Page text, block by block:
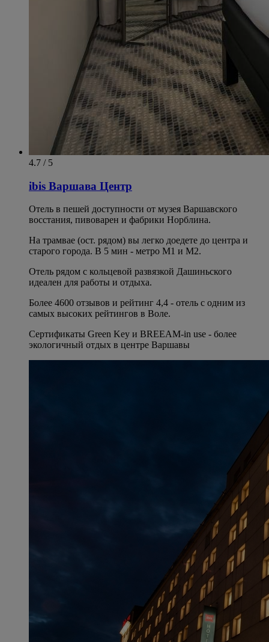
4.7 / 5
ibis Варшава Центр
Отель в пешей доступности от музея Варшавского
восстания, пивоварен и фабрики Норблина.
На трамвае (ост. рядом) вы легко доедете до центра и
старого города. В 5 мин - метро M1 и M2.
Отель рядом с кольцевой развязкой Дашиньского
идеален для работы и отдыха.
Более 4600 отзывов и рейтинг 4,4 - отель с одним из
самых высоких рейтингов в Воле.
Сертификаты Green Key и BREEAM-in use - более
экологичный отдых в центре Варшавы